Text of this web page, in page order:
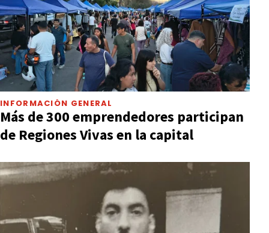
INFORMACIÓN GENERAL
Más de 300 emprendedores participan
de Regiones Vivas en la capital